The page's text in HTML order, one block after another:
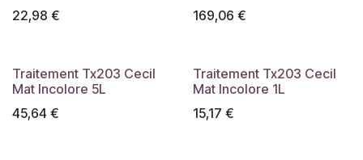
22,98 €
169,06 €
Traitement Tx203 Cecil
Mat Incolore 5L
45,64 €
Traitement Tx203 Cecil
Mat Incolore 1L
15,17 €